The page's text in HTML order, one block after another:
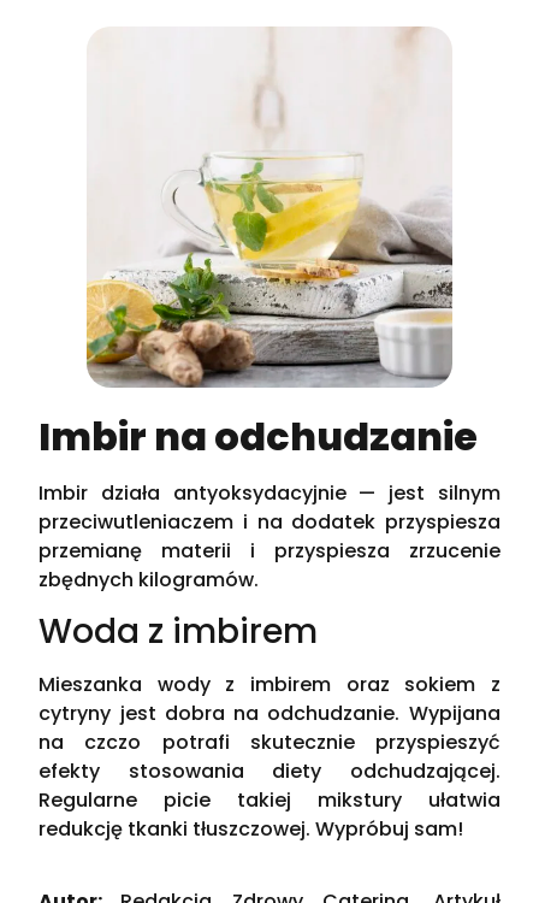
Imbir na odchudzanie
Imbir działa antyoksydacyjnie — jest silnym
przeciwutleniaczem i na dodatek przyspiesza
przemianę materii i przyspiesza zrzucenie
zbędnych kilogramów.
Woda z imbirem
Mieszanka wody z imbirem oraz sokiem z
cytryny jest dobra na odchudzanie. Wypijana
na czczo potrafi skutecznie przyspieszyć
efekty stosowania diety odchudzającej.
Regularne picie takiej mikstury ułatwia
redukcję tkanki tłuszczowej. Wypróbuj sam!